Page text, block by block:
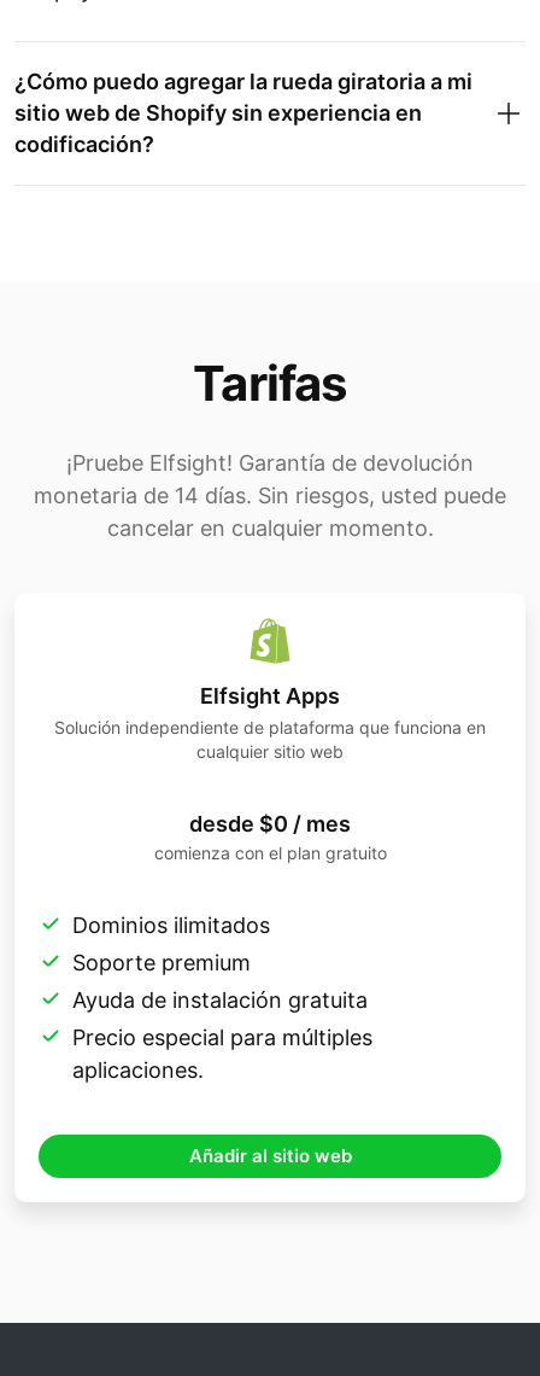
¿Cómo puedo agregar la rueda giratoria a mi
sitio web de Shopify sin experiencia en
codificación?
Tarifas
¡Pruebe Elfsight! Garantía de devolución
monetaria de 14 días. Sin riesgos, usted puede
cancelar en cualquier momento.
Elfsight Apps
Solución independiente de plataforma que funciona en
cualquier sitio web
desde $0 / mes
comienza con el plan gratuito
Dominios ilimitados
Soporte premium
Ayuda de instalación gratuita
Precio especial para múltiples
aplicaciones.
Añadir al sitio web